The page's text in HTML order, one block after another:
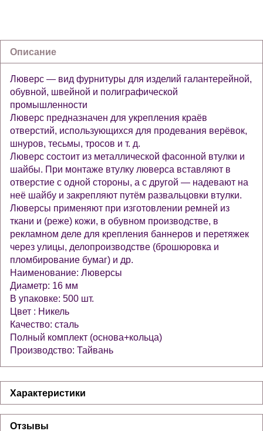
Описание
Люверс — вид фурнитуры для изделий галантерейной,
обувной, швейной и полиграфической
промышленности
Люверс предназначен для укрепления краёв
отверстий, использующихся для продевания верёвок,
шнуров, тесьмы, тросов и т. д.
Люверс состоит из металлической фасонной втулки и
шайбы. При монтаже втулку люверса вставляют в
отверстие с одной стороны, а с другой — надевают на
неё шайбу и закрепляют путём развальцовки втулки.
Люверсы применяют при изготовлении ремней из
ткани и (реже) кожи, в обувном производстве, в
рекламном деле для крепления баннеров и перетяжек
через улицы, делопроизводстве (брошюровка и
пломбирование бумаг) и др.
Наименование: Люверсы
Диаметр: 16 мм
В упаковке: 500 шт.
Цвет : Никель
Качество: сталь
Полный комплект (основа+кольца)
Производство: Тайвань
Характеристики
Отзывы